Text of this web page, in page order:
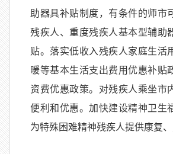
助器具补贴制度，有条件的师市
残疾人、重度残疾人基本型辅助
贴。落实低收入残疾人家庭生活
暖等基本生活支出费用优惠补贴
资费优惠政策。对残疾人乘坐市
便利和优惠。加快建设精神卫生
为特殊困难精神残疾人提供康复、